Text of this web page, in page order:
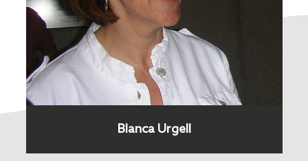
Blanca Urgell